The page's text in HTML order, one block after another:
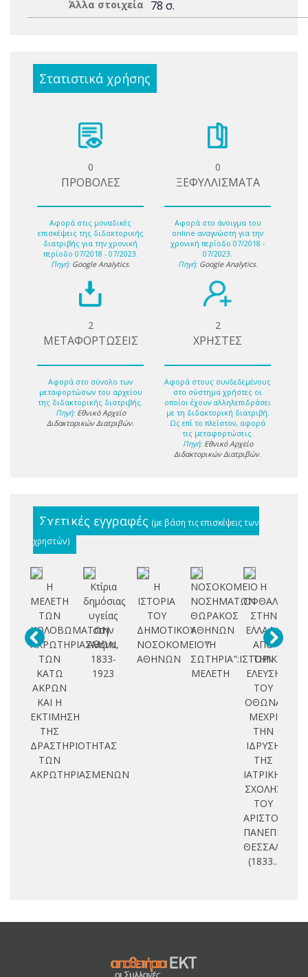
Άλλα στοιχεία 78 σ.
Στατιστικά χρήσης
0
ΠΡΟΒΟΛΕΣ
Αφορά στις μοναδικές
επισκέψεις της διδακτορικής
διατριβής για την χρονική
περίοδο 07/2018 - 07/2023.
Πηγή: Google Analytics.
0
ΞΕΦΥΛΛΙΣΜΑΤΑ
Αφορά στο άνοιγμα του
online αναγνώστη για την
χρονική περίοδο 07/2018 -
07/2023.
Πηγή: Google Analytics.
2
ΜΕΤΑΦΟΡΤΩΣΕΙΣ
Αφορά στο σύνολο των
μεταφορτώσων του αρχείου
της διδακτορικής διατριβής.
Πηγή: Εθνικό Αρχείο
Διδακτορικών Διατριβών.
2
ΧΡΗΣΤΕΣ
Αφορά στους συνδεδεμένους
στο σύστημα χρήστες οι
οποίοι έχουν αλληλεπιδράσει
με τη διδακτορική διατριβή.
Ως επί το πλείστον, αφορά
τις μεταφορτώσεις.
Πηγή: Εθνικό Αρχείο
Διδακτορικών Διατριβών.
Σχετικές εγγραφές (με βάση τις επισκέψεις των
χρηστών)
Η
ΜΕΛΕΤΗ
ΤΩΝ
ΚΟΛΟΒΩΜΑΤΩΝ
ΑΚΡΩΤΗΡΙΑΣΜΩΝ
ΤΩΝ
ΚΑΤΩ
ΑΚΡΩΝ
ΚΑΙ Η
ΕΚΤΙΜΗΣΗ
ΤΗΣ
ΔΡΑΣΤΗΡΙΟΤΗΤΑΣ
ΤΩΝ
ΑΚΡΩΤΗΡΙΑΣΜΕΝΩΝ
Κτίρια
δημόσιας
υγείας
στην
Αθήνα,
1833-
1923
Η
ΙΣΤΟΡΙΑ
ΤΟΥ
ΔΗΜΟΤΙΚΟΥ
ΝΟΣΟΚΟΜΕΙΟΥ
ΑΘΗΝΩΝ
ΝΟΣΟΚΟΜΕΙΟ
ΝΟΣΗΜΑΤΩΝ
ΘΩΡΑΚΟΣ
ΑΘΗΝΩΝ
"Η
ΣΩΤΗΡΙΑ":ΙΣΤΟΡΙΚΗ
ΜΕΛΕΤΗ
Η
ΣΤΗΝ
ΕΛΛΑΔΑ
ΑΠΟ
ΤΗΝ
ΕΛΕΥΣΗ
ΤΟΥ
ΟΘΩΝΑ
ΜΕΧΡΙ
ΤΗΝ
ΙΔΡΥΣΗ
ΤΗΣ
ΙΑΤΡΙΚΗΣ
ΣΧΟΛΗΣ
ΤΟΥ
(1833...